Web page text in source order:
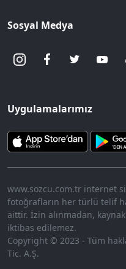
Sosyal Medya
Uygulamalarımız
www.sozcu.com.tr internet
fotoğrafların her türlü telif
aittir. İzin alınmadan,
iktibas edilemez.
Copyright © 2023 - Tüm
Tic. A.Ş.